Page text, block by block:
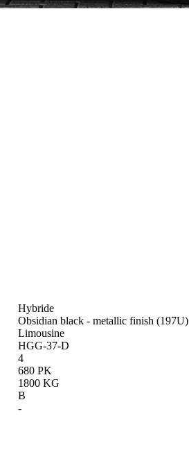
Hybride
Obsidian black - metallic finish (197U)
Limousine
HGG-37-D
4
680 PK
1800 KG
B
-